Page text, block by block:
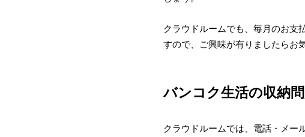
クラウドルームでも、毎月のお支
すので、ご興味が有りましたらお
バンコク生活の収納
クラウドルームでは、電話・メー